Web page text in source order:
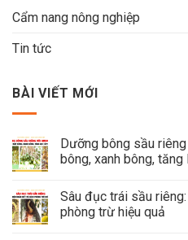
Cẩm nang nông nghiệp
Tin tức
BÀI VIẾT MỚI
Dưỡng bông sầu
bông, xanh bông,
Sâu đục trái sầu
phòng trừ hiệu quả